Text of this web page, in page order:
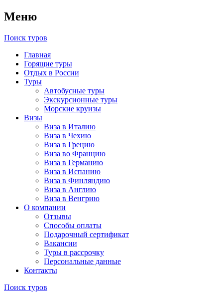
Меню
Поиск туров
Главная
Горящие туры
Отдых в России
Туры
Автобусные туры
Экскурсионные туры
Морские круизы
Визы
Виза в Италию
Виза в Чехию
Виза в Грецию
Виза во Францию
Виза в Германию
Виза в Испанию
Виза в Финляндию
Виза в Англию
Виза в Венгрию
О компании
Отзывы
Способы оплаты
Подарочный сертификат
Вакансии
Туры в рассрочку
Персональные данные
Контакты
Поиск туров